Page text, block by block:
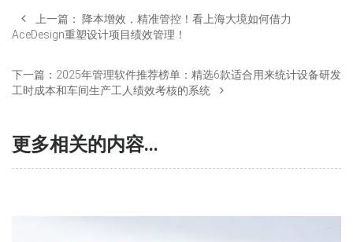
上一篇：
降本增效，精准管控！看上海大境如何借力
AceDesign重塑设计项目绩效管理！
下一篇： 2025年管理软件推荐榜单：精选6款适合用来统计设备研发
工时成本和车间生产工人绩效考核的系统
更多相关的内容...